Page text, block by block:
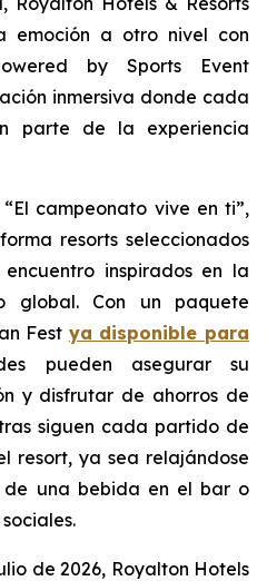
emoción a otro nivel con
by Sports Event
inmersiva donde cada
parte de la experiencia
“El campeonato vive en ti”,
resorts seleccionados
inspirados en la
global. Con un paquete
Fest ya disponible para
pueden asegurar su
y disfrutar de ahorros de
siguen cada partido de
resort, ya sea relajándose
de una bebida en el bar o
de 2026, Royalton Hotels